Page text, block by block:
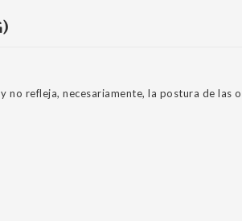
no refleja, necesariamente, la postura de las